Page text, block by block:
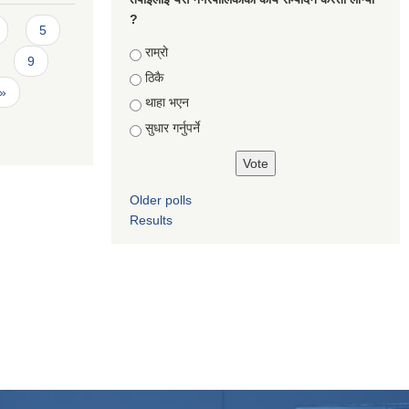
5
9
?
Choices
राम्रो
ठिकै
थाहा भएन
सुधार गर्नुपर्ने
Older polls
Results